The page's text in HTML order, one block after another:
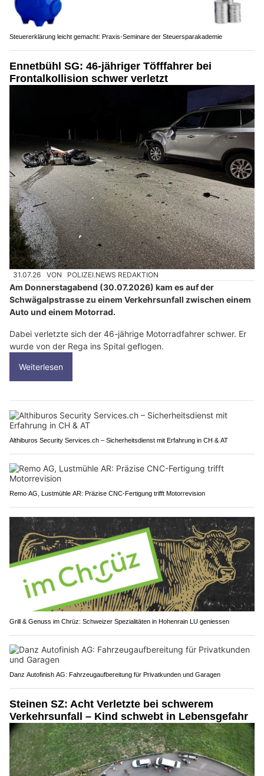
Steuererklärung leicht gemacht: Praxis-Seminare der Steuersparakademie
Ennetbühl SG: 46-jähriger Töfffahrer bei
Frontalkollision schwer verletzt
31.07.26 VON POLIZEI.NEWS REDAKTION
Am Donnerstagabend (30.07.2026) kam es auf der
Schwägalpstrasse zu einem Verkehrsunfall zwischen einem
Auto und einem Motorrad.
Dabei verletzte sich der 46-jährige Motorradfahrer schwer. Er
wurde von der Rega ins Spital geflogen.
Weiterlesen
Althiburos Security Services.ch – Sicherheitsdienst mit Erfahrung in CH & AT
Remo AG, Lustmühle AR: Präzise CNC-Fertigung trifft Motorrevision
Grill & Genuss im Chrüz: Schweizer Spezialitäten in Hohenrain LU geniessen
Danz Autofinish AG: Fahrzeugaufbereitung für Privatkunden und Garagen
Steinen SZ: Acht Verletzte bei schwerem
Verkehrsunfall – Kind schwebt in Lebensgefahr